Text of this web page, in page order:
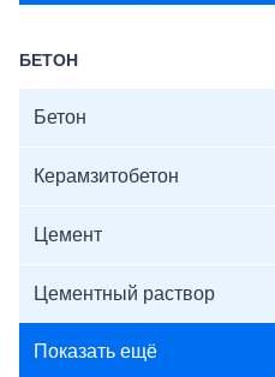
БЕТОН
Бетон
Керамзитобетон
Цемент
Цементный раствор
Показать ещё